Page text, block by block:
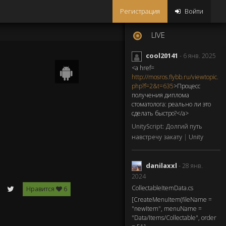
Регистрация Войти
LIVE
cool20141 - 6 янв. 2025
<a href=
http://mosros.flybb.ru/viewtopic.
php?f=2&t=635>Процесс
получения диплома
стоматолога: реально ли это
сделать быстро?</a>
UnityScript: Долгий путь
навстречу закату | Unity
danilaxxl - 28 янв.
2024
CollectableItemData.cs
[CreateMenuItem(fileName =
"newItem", menuName =
"Data/Items/Collectable", order
Нравится 6